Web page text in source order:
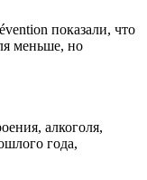
показали, что
меньше, но
алкоголя,
года,